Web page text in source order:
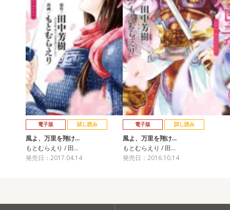
電子版 試し読み
風よ、万里を翔け…
もとむらえり / 田…
発売日：2017.04.14
電子版 試し読み
風よ、万里を翔け…
もとむらえり / 田…
発売日：2016.10.14